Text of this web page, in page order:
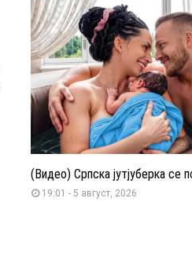
(Видео) Српска јутјуберка се
19:01 - 5 август, 2026